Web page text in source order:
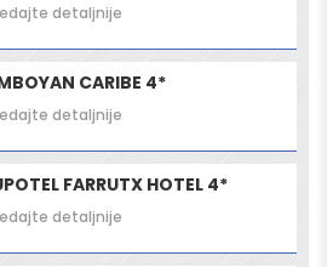
detaljnije
CARIBE 4*
detaljnije
FARRUTX HOTEL 4*
detaljnije